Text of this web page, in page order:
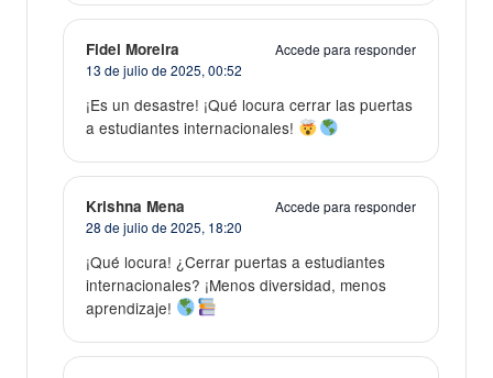
Fidel Moreira
Accede para responder
13 de julio de 2025,00:52
¡Es un desastre! ¡Qué locura cerrar las puertas
a estudiantes internacionales!
Krishna Mena
Accede para responder
28 de julio de 2025, 18:20
¡Qué locura! ¿Cerrar puertas a estudiantes
internacionales? ¡Menos diversidad, menos
aprendizaje!